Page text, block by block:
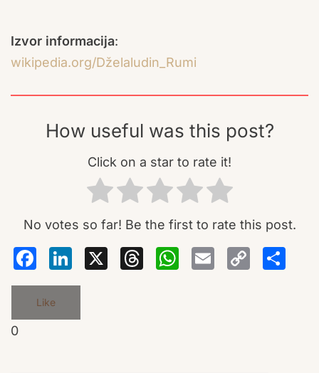
Izvor informacija:
wikipedia.org/Dželaludin_Rumi
How useful was this post?
Click on a star to rate it!
No votes so far! Be the first to rate this post.
Facebook
LinkedIn
X Threads
Email
Like
0